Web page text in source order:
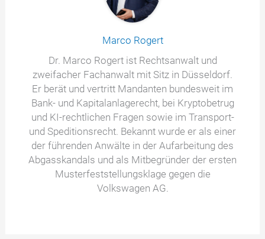
Marco Rogert
Dr. Marco Rogert ist Rechtsanwalt und
zweifacher Fachanwalt mit Sitz in Düsseldorf.
Er berät und vertritt Mandanten bundesweit im
Bank- und Kapitalanlagerecht, bei Kryptobetrug
und KI-rechtlichen Fragen sowie im Transport-
und Speditionsrecht. Bekannt wurde er als einer
der führenden Anwälte in der Aufarbeitung des
Abgasskandals und als Mitbegründer der ersten
Musterfeststellungsklage gegen die
Volkswagen AG.